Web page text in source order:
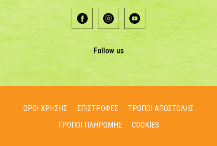
Follow us
ΟΡΟΙ ΧΡΗΣΗΣ ΕΠΙΣΤΡΟΦΕΣ
ΤΡΟΠΟΙ ΑΠΟΣΤΟΛΗΣ
ΤΡΟΠΟΙ ΠΛΗΡΩΜΗΣ
COOKIES